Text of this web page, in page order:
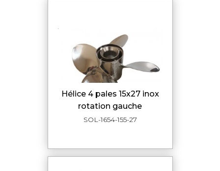
hélice 4 pales 15x27 inox
rotation gauche
SOL-1654-155-27